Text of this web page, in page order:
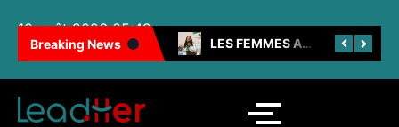
10 août 2026 05:42
Breaking News 100 FEMMES NOIRES INSPIRANTES : LES CAMEROUNAISES BRILLENT ENCORE LES FEMMES AU CŒUR DE LA SNH